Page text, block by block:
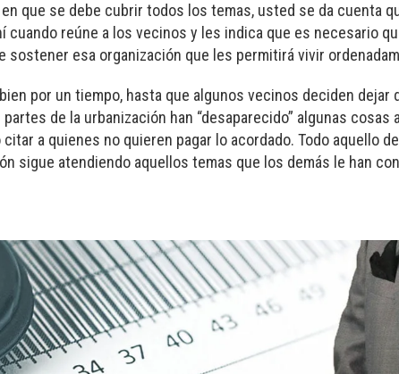
que se debe cubrir todos los temas, usted se da cuenta
cuando reúne a los vecinos y les indica que es necesario
sostener esa organización que les permitirá vivir
por un tiempo, hasta que algunos vecinos deciden
partes de la urbanización han “desaparecido” algunas
a quienes no quieren pagar lo acordado. Todo aquello
sigue atendiendo aquellos temas que los demás le han